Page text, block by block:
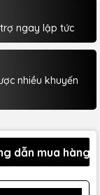
ngay lập tức
nhiều khuyến
dẫn mua hàng